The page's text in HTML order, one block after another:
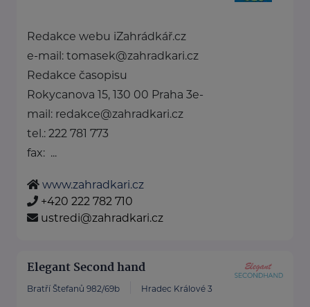
Redakce webu iZahrádkář.cz
e-mail: tomasek@zahradkari.cz
Redakce časopisu
Rokycanova 15, 130 00 Praha 3e-
mail: redakce@zahradkari.cz
tel.: 222 781 773
fax: ...
www.zahradkari.cz
+420 222 782 710
ustredi@zahradkari.cz
Elegant Second hand
Bratří Štefanů 982/69b Hradec Králové 3